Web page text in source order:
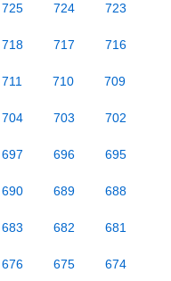
725 724 723
718 717 716
711 710 709
704 703 702
697 696 695
690 689 688
683 682 681
676 675 674